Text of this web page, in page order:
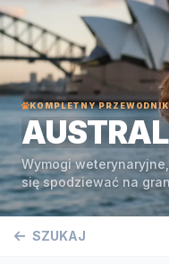
KOMPLETNY
Wymogi
się spodziewać na
SZUKAJ